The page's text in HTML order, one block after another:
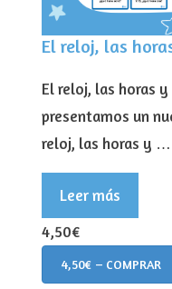
El reloj, las
El reloj, las horas
presentamos un
reloj, las horas y …
Leer más
4,50€
4,50€ – COMPRAR